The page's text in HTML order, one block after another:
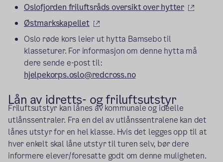
Oslofjorden friluftsråds oversikt over hytter
Østmarkskapellet
(ekstern lenke)
Oslo røde kors leier ut hytta Bamsebo til
klasseturer. For informasjon om denne hytta må
dere sende e-post til:
hjelpekorps.oslo@redcross.no
Lån av idretts- ogfriluftsutstyr
Friluftsutstyr kan lånes av kommunale og ideelle
utlånssentraler. Fra en del av utlånssentralene kan det
lånes utstyr for en hel klasse. Hvis det legges opp til at
hver enkelt skal låne utstyr til turen selv, bør dere
informere elever/foresatte godt om denne muligheten.